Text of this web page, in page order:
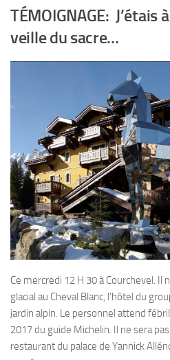
TÉMOIGNAGE: J’étais
veille du sacre…
Ce mercredi 12 H 30 à Courchevel. Il
glacial au Cheval Blanc, l’hôtel du
jardin alpin. Le personnel attend
2017 du guide Michelin. Il ne sera
restaurant du palace de Yannick